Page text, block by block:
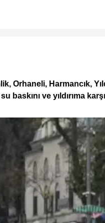
Orhaneli, Harmancık,
ve yıldırıma